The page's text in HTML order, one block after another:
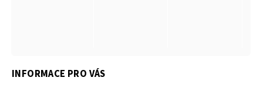
INFORMACE PRO VÁS